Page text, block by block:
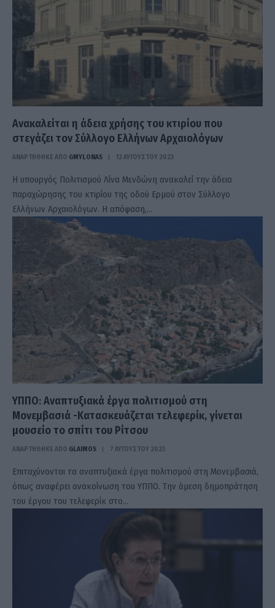
Ανακαλείται η άδεια χρήσης του κτιρίου που
στεγάζει τον Σύλλογο Ελλήνων Αρχαιολόγων
ΑΝΑΡΤΗΘΗΚΕ ΑΠΟ GMYLONAS 12 ΑΥΓΟΎΣΤΟΥ 2023
Η υπουργός Πολιτισμού Λίνα Μενδώνη ανακαλεί την άδεια
παραχώρησης του κτιρίου της οδού Ερμού στον Σύλλογο
Ελλήνων Αρχαιολόγων. Η απόφαση,…
ΥΠΠΟ: Αναπτυξιακά έργα πολιτισμού στη
Μονεμβασιά -Κατασκευάζεται τελεφερίκ, γίνεται
μουσείο το σπίτι του Ρίτσου
ΑΝΑΡΤΗΘΗΚΕ ΑΠΟ GLAIMOS 7 ΑΥΓΟΎΣΤΟΥ 2023
Επιταχύνονται τα αναπτυξιακά έργα πολιτισμού στη Μονεμβασιά,
όπως αναφέρει ανακοίνωση του ΥΠΠΟ. Την άμεση δημοπράτηση
του έργου του τελεφερίκ στο…